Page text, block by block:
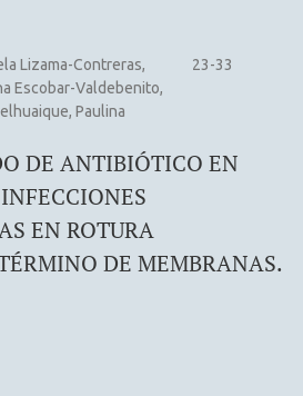
Lizama-Contreras,
Escobar-Valdebenito,
Paulina
23-33
DE ANTIBIÓTICO EN
EN ROTURA
DE MEMBRANAS.